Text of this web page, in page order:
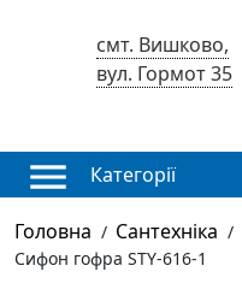
смт. Вишково,
вул. Гормот 35
Категорії
Головна / Сантехніка /
Cифон гофра STY-616-1